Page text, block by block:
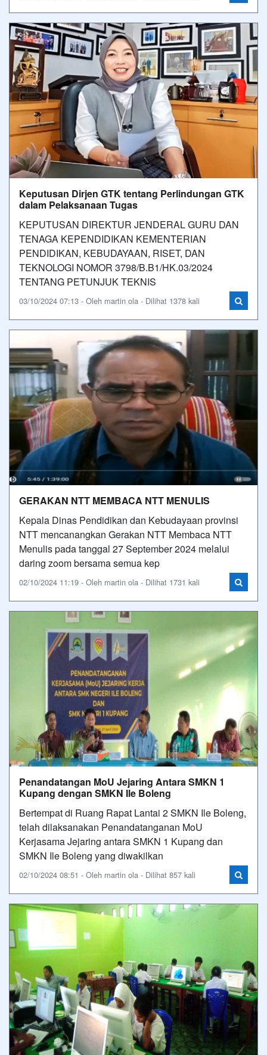
Keputusan Dirjen GTK tentang Perlindungan GTK
dalam Pelaksanaan Tugas
KEPUTUSAN DIREKTUR JENDERAL GURU DAN
TENAGA KEPENDIDIKAN KEMENTERIAN
PENDIDIKAN, KEBUDAYAAN, RISET, DAN
TEKNOLOGI NOMOR 3798/B.B1/HK.03/2024
TENTANG PETUNJUK TEKNIS
03/10/2024 07:13 - Oleh martin ola - Dilihat 1378 kali
GERAKAN NTT MEMBACA NTT MENULIS
Kepala Dinas Pendidikan dan Kebudayaan provinsi
NTT mencanangkan Gerakan NTT Membaca NTT
Menulis pada tanggal 27 September 2024 melalui
daring zoom bersama semua kep
02/10/2024 11:19 - Oleh martin ola - Dilihat 1731 kali
Penandatangan MoU Jejaring Antara SMKN 1
Kupang dengan SMKN Ile Boleng
Bertempat di Ruang Rapat Lantai 2 SMKN Ile Boleng,
telah dilaksanakan Penandatanganan MoU
Kerjasama Jejaring antara SMKN 1 Kupang dan
SMKN Ile Boleng yang diwakilkan
02/10/2024 08:51 - Oleh martin ola - Dilihat 857 kali